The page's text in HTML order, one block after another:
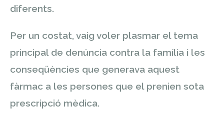
diferents.
Per un costat, vaig voler plasmar el tema
principal de denúncia contra la família i les
conseqüències que generava aquest
fàrmac a les persones que el prenien sota
prescripció mèdica.